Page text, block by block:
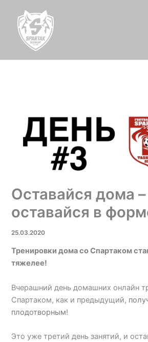
содержимому
Оставайся дома –
оставайся в
25.03.2020
Тренировки дома со Спартаком
тяжелее!
Вчерашний день домашних онлайн
Спартаком, как и предыдущий,
плодотворным!
Это уже третий день занятий, и